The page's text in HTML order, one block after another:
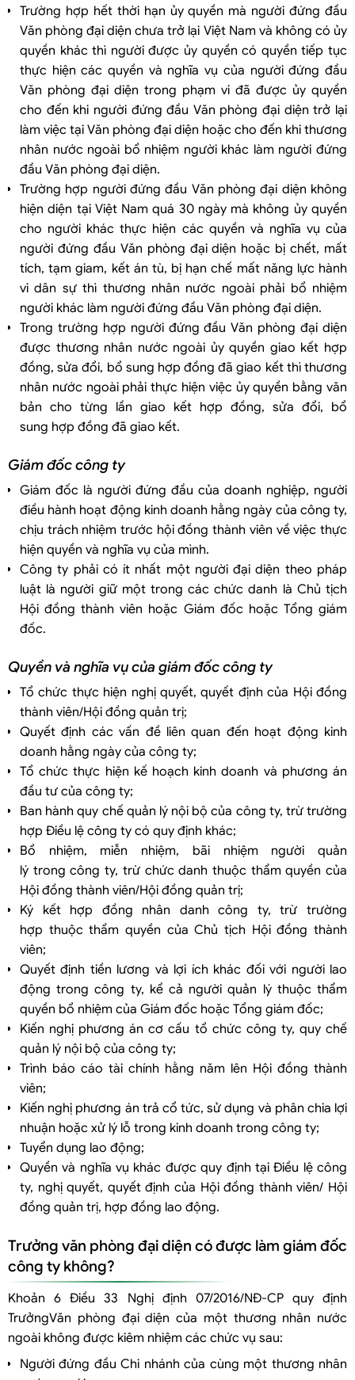
Trường hợp hết thời hạn ủy quyền mà người đứng đầu
Văn phòng đại diện chưa trở lại Việt Nam và không có ủy
quyền khác thì người được ủy quyền có quyền tiếp tục
thực hiện các quyền và nghĩa vụ của người đứng đầu
Văn phòng đại diện trong phạm vi đã được ủy quyền
cho đến khi người đứng đầu Văn phòng đại diện trở lại
làm việc tại Văn phòng đại diện hoặc cho đến khi thương
nhân nước ngoài bổ nhiệm người khác làm người đứng
đầu Văn phòng đại diện.
Trường hợp người đứng đầu Văn phòng đại diện không
hiện diện tại Việt Nam quá 30 ngày mà không ủy quyền
cho người khác thực hiện các quyền và nghĩa vụ của
người đứng đầu Văn phòng đại diện hoặc bị chết, mất
tích, tạm giam, kết án tù, bị hạn chế mất năng lực hành
vi dân sự thì thương nhân nước ngoài phải bổ nhiệm
người khác làm người đứng đầu Văn phòng đại diện.
Trong trường hợp người đứng đầu Văn phòng đại diện
được thương nhân nước ngoài ủy quyền giao kết hợp
đồng, sửa đổi, bổ sung hợp đồng đã giao kết thì thương
nhân nước ngoài phải thực hiện việc ủy quyền bằng văn
bản cho từng lần giao kết hợp đồng, sửa đổi, bổ
sung hợp đồng đã giao kết.
Giám đốc công ty
Giám đốc là người đứng đầu của doanh nghiệp, người
điều hành hoạt động kinh doanh hằng ngày của công ty,
chịu trách nhiệm trước hội đồng thành viên về việc thực
hiện quyền và nghĩa vụ của mình.
Công ty phải có ít nhất một người đại diện theo pháp
luật là người giữ một trong các chức danh là Chủ tịch
Hội đồng thành viên hoặc Giám đốc hoặc Tổng giám
đốc.
Quyền và nghĩa vụ của giám đốc công ty
Tổ chức thực hiện nghị quyết, quyết định của Hội đồng
thành viên/Hội đồng quản trị;
Quyết định các vấn đề liên quan đến hoạt động kinh
doanh hằng ngày của công ty;
Tổ chức thực hiện kế hoạch kinh doanh và phương án
đầu tư của công ty;
Ban hành quy chế quản lý nội bộ của công ty, trừ trường
hợp Điều lệ công ty có quy định khác;
Bổ nhiệm, miễn nhiệm, bãi nhiệm người quản
lý trong công ty, trừ chức danh thuộc thẩm quyền của
Hội đồng thành viên/Hội đồng quản trị;
Ký kết hợp đồng nhân danh công ty, trừ trường
hợp thuộc thẩm quyền của Chủ tịch Hội đồng thành
viên;
Quyết định tiền lương và lợi ích khác đối với người lao
động trong công ty, kể cả người quản lý thuộc thẩm
quyền bổ nhiệm của Giám đốc hoặc Tổng giám đốc;
Kiến nghị phương án cơ cấu tổ chức công ty, quy chế
quản lý nội bộ của công ty;
Trình báo cáo tài chính hằng năm lên Hội đồng thành
viên;
Kiến nghị phương án trả cổ tức, sử dụng và phân chia lợi
nhuận hoặc xử lý lỗ trong kinh doanh trong công ty;
Tuyển dụng lao động;
Quyền và nghĩa vụ khác được quy định tại Điều lệ công
ty, nghị quyết, quyết định của Hội đồng thành viên/ Hội
đồng quản trị, hợp đồng lao động.
Trưởng văn phòng đại diện có được làm giám đốc
công ty không?
Khoản 6 Điều 33 Nghị định 07/2016/NĐ-CP quy định
TrưởngVăn phòng đại diện của một thương nhân nước
ngoài không được kiêm nhiệm các chức vụ sau:
Người đứng đầu Chi nhánh của cùng một thương nhân